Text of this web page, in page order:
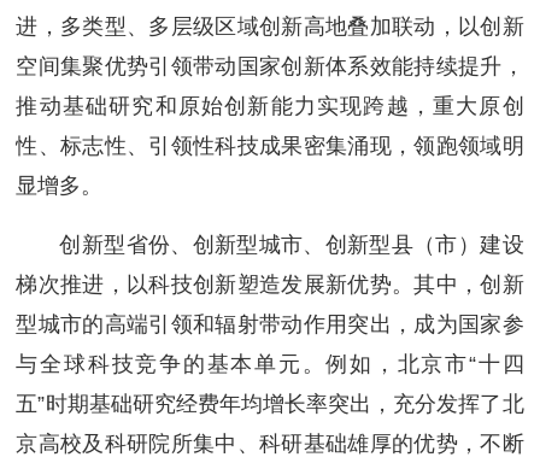
进，多类型、多层级区域创新高地叠加联动，以创新
空间集聚优势引领带动国家创新体系效能持续提升，
推动基础研究和原始创新能力实现跨越，重大原创
性、标志性、引领性科技成果密集涌现，领跑领域明
显增多。
创新型省份、创新型城市、创新型县（市）建设
梯次推进，以科技创新塑造发展新优势。其中，创新
型城市的高端引领和辐射带动作用突出，成为国家参
与全球科技竞争的基本单元。例如，北京市“十四
五”时期基础研究经费年均增长率突出，充分发挥了北
京高校及科研院所集中、科研基础雄厚的优势，不断